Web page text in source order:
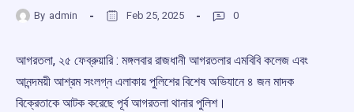
By admin Feb 25, 2025 0
আগরতলা, ২৫ ফেব্রুয়ারি : মঙ্গলবার রাজধানী আগরতলার এমবিবি কলেজ এবং
আনন্দময়ী আশ্রম সংলগ্ন এলাকায় পুলিশের বিশেষ অভিযানে ৪ জন মাদক
বিক্রেতাকে আটক করেছে পূর্ব আগরতলা থানার পুলিশ।